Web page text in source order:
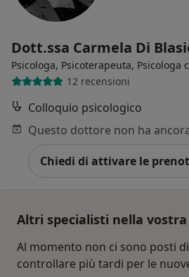
Dott.ssa Carmela Di
Psicologa, Psicoterapeuta, Psicologa
12 recensioni
Colloquio psicologico
Chiedi di attivare le
Altri specialisti nella vostra
Al momento non ci sono posti
controllare più tardi per le